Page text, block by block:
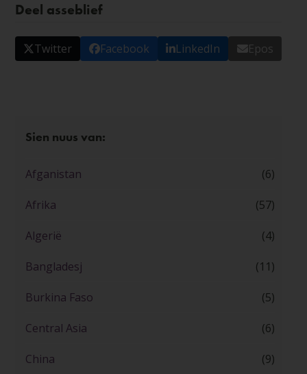
Deel asseblief
Twitter Facebook LinkedIn Epos
Sien nuus van:
Afganistan (6)
Afrika (57)
Algerië (4)
Bangladesj (11)
Burkina Faso (5)
Central Asia (6)
China (9)